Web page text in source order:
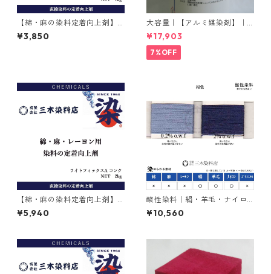
【綿・麻の染料定着向上剤】
｜1kg｜ライトフィックスAコ
ンク
¥3,850
大容量｜【アルミ媒染剤】｜5
00g−5本入り｜塩化アルミニ
ウム
¥17,903
7%OFF
【綿・麻の染料定着向上剤】
｜2kg｜ライトフィックスAコ
ンク
¥5,940
酸性染料｜絹・羊毛・ナイロ
ンを染める｜500g｜アシッド
ミーリングサイアニンGR（紺
¥10,560